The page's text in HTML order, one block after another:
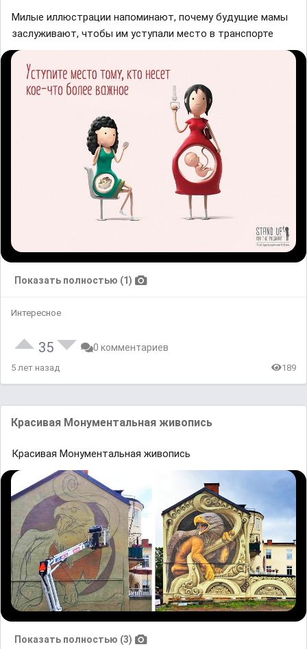
Милые иллюстрации напоминают, почему будущие мамы
заслуживают, чтобы им уступали место в транспорте
Показать полностью (1)
Интересное
35 0 комментариев
5 лет назад 189
Красивая Монументальная живопись
Красивая Монументальная живопись
Показать полностью (3)